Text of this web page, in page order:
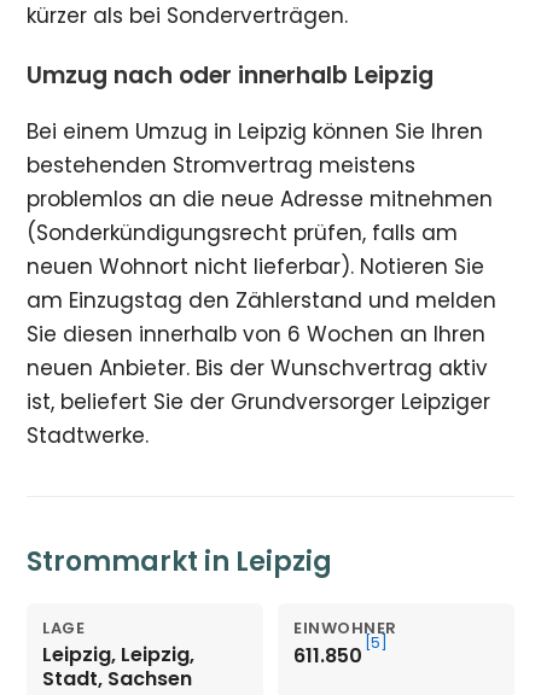
kürzer als bei Sonderverträgen.
Umzug nach oder innerhalb Leipzig
Bei einem Umzug in Leipzig können Sie Ihren
bestehenden Stromvertrag meistens
problemlos an die neue Adresse mitnehmen
(Sonderkündigungsrecht prüfen, falls am
neuen Wohnort nicht lieferbar). Notieren Sie
am Einzugstag den Zählerstand und melden
Sie diesen innerhalb von 6 Wochen an Ihren
neuen Anbieter. Bis der Wunschvertrag aktiv
ist, beliefert Sie der Grundversorger Leipziger
Stadtwerke.
Strommarkt in Leipzig
LAGE
Leipzig, Leipzig,
Stadt, Sachsen
EINWOHNER
611.850 [5]